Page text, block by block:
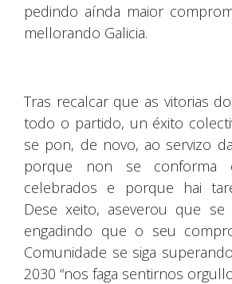
pedindo aínda maior
mellorando Galicia.
Tras recalcar que as vitorias
todo o partido, un éxito
se pon, de novo, ao servizo
porque non se conforma
celebrados e porque hai
Dese xeito, aseverou que se
engadindo que o seu
Comunidade se siga
2030 “nos faga sentirnos